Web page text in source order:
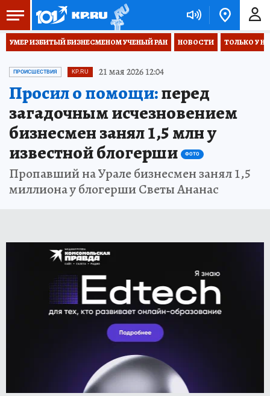
УМЕР ИЗБИТЫЙ БИЗНЕСМЕНОМ УЧЕНЫЙ РАН НОВОСТИ ТОЛЬКО У
ПРОИСШЕСТВИЯ KP.RU 21 мая 2026 12:04
Просил о помощи:перед
загадочным исчезновением
бизнесмен занял 1,5 млн у
известной блогерши
ФОТО
Пропавший на Урале бизнесмен занял 1,5
миллиона у блогерши Светы Ананас